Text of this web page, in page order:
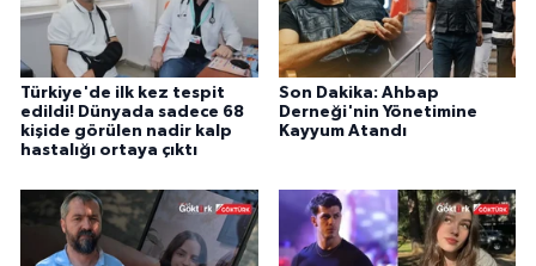
Türkiye'de ilk kez tespit
edildi! Dünyada sadece 68
kişide görülen nadir kalp
hastalığı ortaya çıktı
Son Dakika: Ahbap
Derneği'nin Yönetimine
Kayyum Atandı